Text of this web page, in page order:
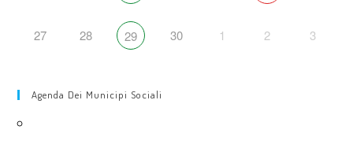
27 28 29 30 1 2 3
Agenda Dei Municipi Sociali